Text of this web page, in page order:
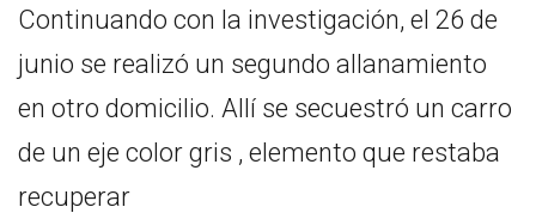
Continuando con la investigación, el 26 de
junio se realizó un segundo allanamiento
en otro domicilio. Allí se secuestró un carro
de un eje color gris , elemento que restaba
recuperar